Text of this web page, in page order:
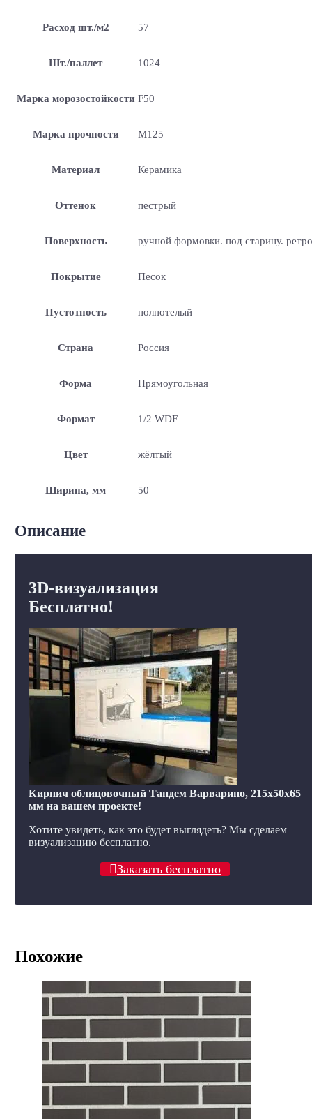
Расход шт./м2 57
Шт./паллет 1024
Марка морозостойкости F50
Марка прочности М125
Материал Керамика
Оттенок пестрый
Поверхность ручной формовки. под старину. ретро
Покрытие Песок
Пустотность полнотелый
Страна Россия
Форма Прямоугольная
Формат 1/2 WDF
Цвет жёлтый
Ширина, мм 50
Описание
3D-визуализация
Бесплатно!
Кирпич облицовочный Тандем Варварино, 215x50x65
мм на вашем проекте!
Хотите увидеть, как это будет выглядеть? Мы сделаем
визуализацию бесплатно.
Заказать бесплатно
Похожие